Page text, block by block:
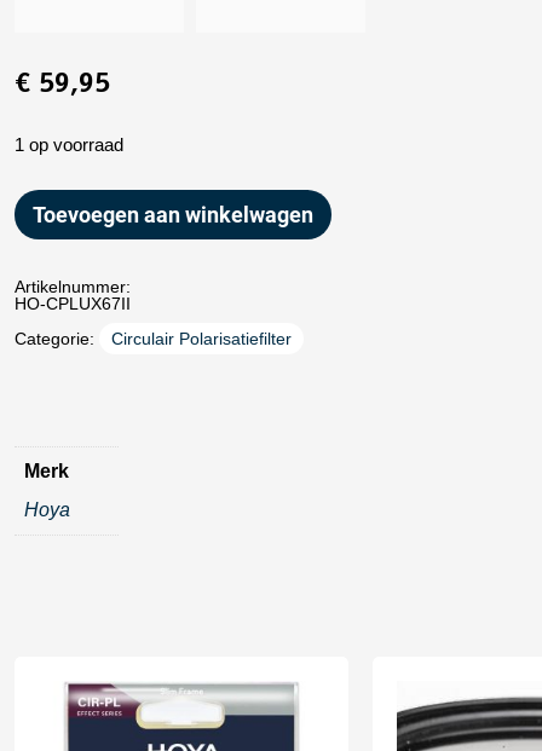
€ 59,95
1 op voorraad
Toevoegen aan winkelwagen
Artikelnummer:
HO-CPLUX67II
Categorie:
Circulair Polarisatiefilter
Merk
Hoya